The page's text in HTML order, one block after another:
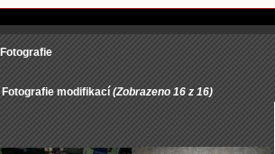
Fotografie
Fotografie modifikací (Zobrazeno 16 z 16)